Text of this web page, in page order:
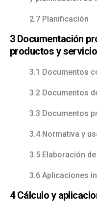
2.7 Planificación
3 Documentación
productos y
3.1 Documentos
3.2 Documentos
3.3 Documentos
3.4 Normativa y
3.5 Elaboración
3.6 Aplicaciones
4 Cálculo y